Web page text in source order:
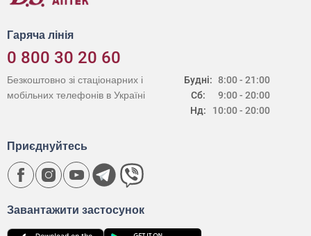
Гаряча лінія
0 800 30 20 60
Будні:
Сб:
Нд:
8:00 - 21:00
9:00 - 20:00
10:00 - 20:00
Безкоштовно зі стаціонарних і
мобільних телефонів в Україні
Завантажити застосунок
Приєднуйтесь